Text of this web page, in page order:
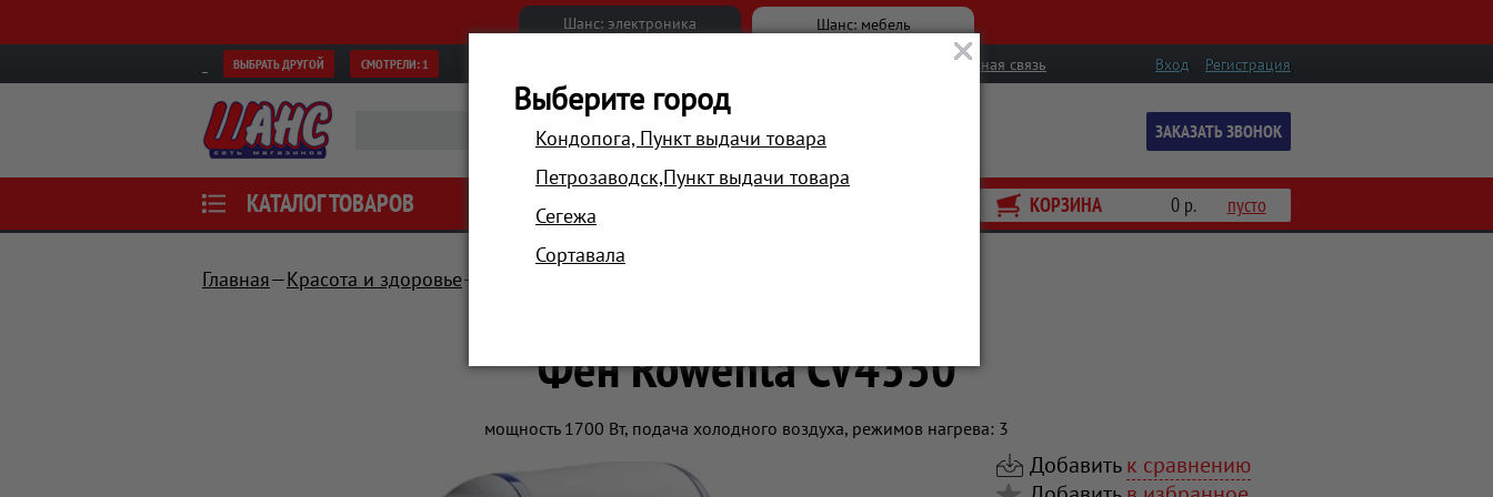
Шанс: электроника Шанс: мебель
ВЫБРАТЬ ДРУГОЙ СМОТРЕЛИ: 1 Вход Регистрация
Обратная связь
ЗАКАЗАТЬ ЗВОНОК
КАТАЛОГ ТОВАРОВ АКЦИИ КОРЗИНА 0 р. пусто
Главная Красота и здоровье
Фен Rowenta CV4330
мощность 1700 Вт, подача холодного воздуха, режимов нагрева: 3
Добавитьк сравнению
Выберите город
Кондопога, Пункт выдачи товара
Петрозаводск,Пункт выдачи товара
Сегежа
Сортавала